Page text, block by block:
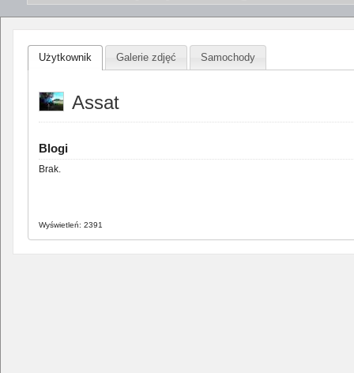
Użytkownik Galerie zdjęć Samochody
Assat
Blogi
Brak.
Wyświetleń: 2391